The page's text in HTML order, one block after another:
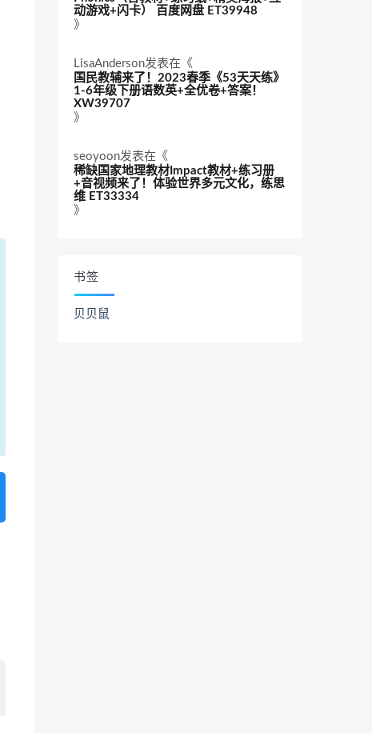
动游戏+闪卡） 百度网盘 ET39948
》
LisaAnderson发表在《
国民教辅来了！2023春季《53天天练》
1-6年级下册语数英+全优卷+答案！
XW39707
》
seoyoon发表在《
稀缺国家地理教材Impact教材+练习册
+音视频来了！体验世界多元文化，练思
维 ET33334
》
书签
贝贝鼠